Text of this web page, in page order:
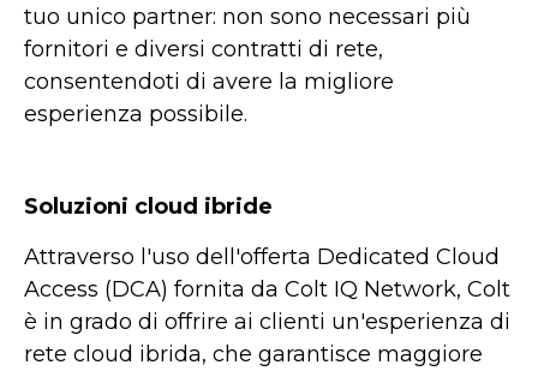
tuo unico partner: non sono necessari più
fornitori e diversi contratti di rete,
consentendoti di avere la migliore
esperienza possibile.
Soluzioni cloud ibride
Attraverso l'uso dell'offerta Dedicated Cloud
Access (DCA) fornita da Colt IQ Network, Colt
è in grado di offrire ai clienti un'esperienza di
rete cloud ibrida, che garantisce maggiore